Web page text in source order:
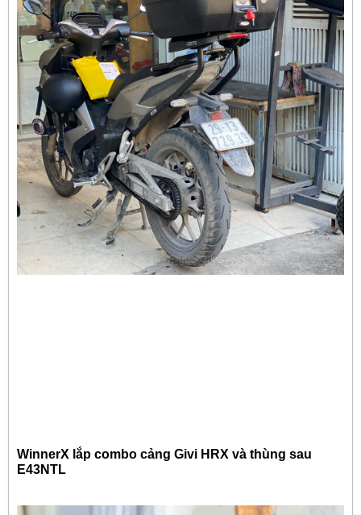
WinnerX lắp combo cảng Givi HRX và thùng sau
E43NTL